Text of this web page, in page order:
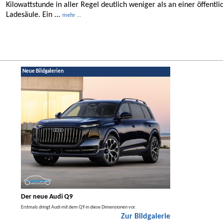
Kilowattstunde in aller Regel deutlich weniger als an einer
Ladesäule. Ein ... mehr ...
Neue Bildgalerien
Der neue Audi Q9
Erstmals dringt Audi mit dem Q9 in diese Dimensionen vor.
Zur Bildgalerie